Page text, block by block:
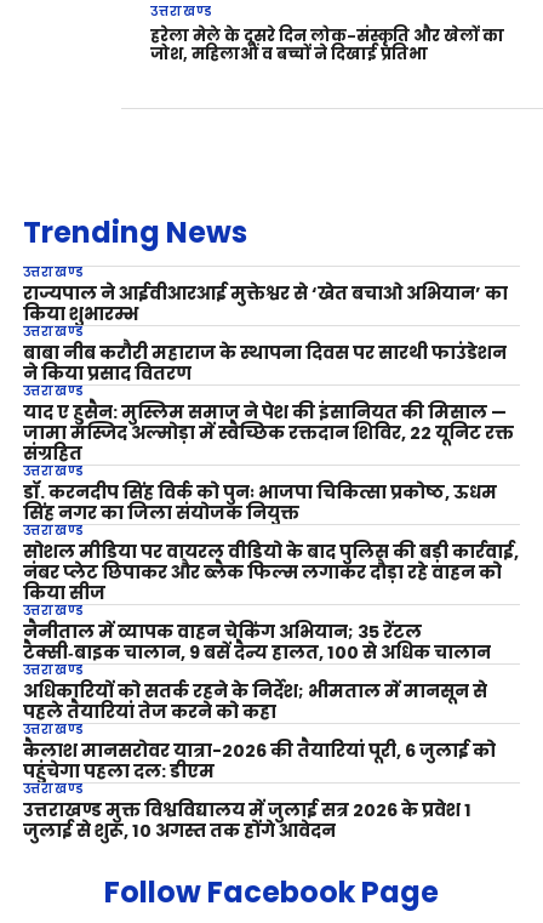
उत्तराखण्ड
हरेला मेले के दूसरे दिन लोक-संस्कृति और खेलों का
जोश, महिलाओं व बच्चों ने दिखाई प्रतिभा
Trending News
उत्तराखण्ड
राज्यपाल ने आईवीआरआई मुक्तेश्वर से ‘खेत बचाओ अभियान’ का
किया शुभारम्भ
उत्तराखण्ड
बाबा नीब करौरी महाराज के स्थापना दिवस पर सारथी फाउंडेशन
ने किया प्रसाद वितरण
उत्तराखण्ड
याद ए हुसैन: मुस्लिम समाज ने पेश की इंसानियत की मिसाल —
जामा मस्जिद अल्मोड़ा में स्वैच्छिक रक्तदान शिविर, 22 यूनिट रक्त
संग्रहित
उत्तराखण्ड
डॉ. करनदीप सिंह विर्क को पुनः भाजपा चिकित्सा प्रकोष्ठ, ऊधम
सिंह नगर का जिला संयोजक नियुक्त
उत्तराखण्ड
सोशल मीडिया पर वायरल वीडियो के बाद पुलिस की बड़ी कार्रवाई,
नंबर प्लेट छिपाकर और ब्लैक फिल्म लगाकर दौड़ा रहे वाहन को
किया सीज
उत्तराखण्ड
नैनीताल में व्यापक वाहन चेकिंग अभियान; 35 रेंटल
टैक्सी‑बाइक चालान, 9 बसें दैन्य हालत, 100 से अधिक चालान
उत्तराखण्ड
अधिकारियों को सतर्क रहने के निर्देश; भीमताल में मानसून से
पहले तैयारियां तेज करने को कहा
उत्तराखण्ड
कैलाश मानसरोवर यात्रा-2026 की तैयारियां पूरी, 6 जुलाई को
पहुंचेगा पहला दल: डीएम
उत्तराखण्ड
उत्तराखण्ड मुक्त विश्वविद्यालय में जुलाई सत्र 2026 के प्रवेश 1
जुलाई से शुरू, 10 अगस्त तक होंगे आवेदन
Follow Facebook Page